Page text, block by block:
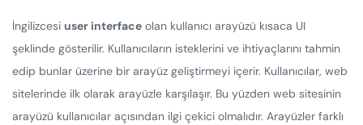
İngilizcesi user interface olan kullanıcı arayüzü kısaca UI
şeklinde gösterilir. Kullanıcıların isteklerini ve ihtiyaçlarını tahmin
edip bunlar üzerine bir arayüz geliştirmeyi içerir. Kullanıcılar, web
sitelerinde ilk olarak arayüzle karşılaşır. Bu yüzden web sitesinin
arayüzü kullanıcılar açısından ilgi çekici olmalıdır. Arayüzler farklı